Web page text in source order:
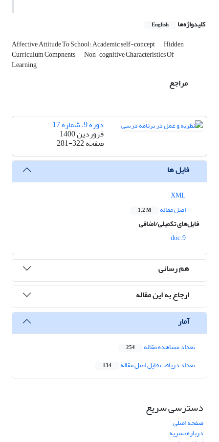
کلیدواژه‌ها English
Affective Attitude To School؛ Academic self-concept Hidden
Curriculum Compnents Non-cognitive Characteristics Of
Learning
مراجع
دوره 9، شماره 17
فروردین 1400
صفحه281-322
فایل ها
اصل مقاله
1.2 M
فایل‌های تکمیلی/اضافی
9.doc
هم رسانی
ارجاع به این مقاله
آمار
تعداد مشاهده مقاله 254
تعداد دریافت فایل اصل مقاله 134
دسترسی سریع
صفحه اصلی
درباره نشریه